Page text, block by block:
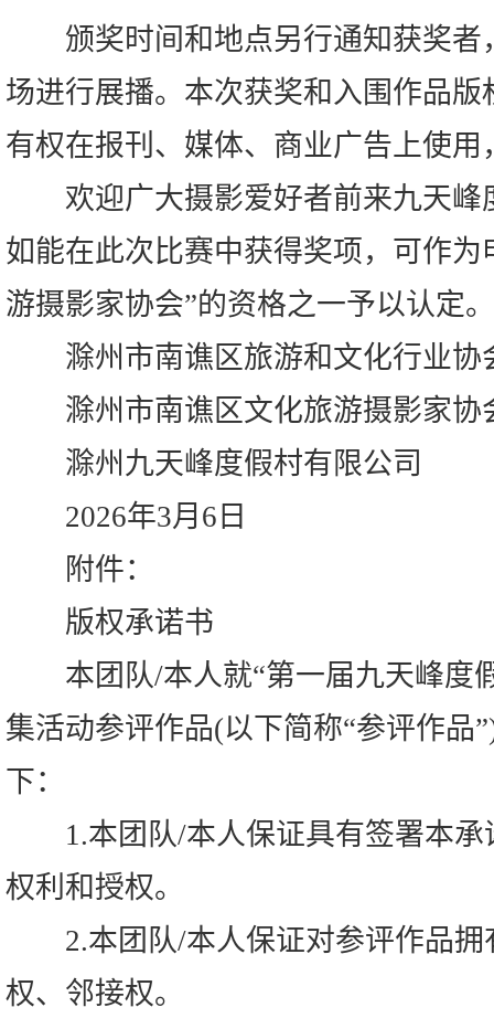
颁奖时间和地点另行通知获奖者
场进行展播。本次获奖和入围作品
有权在报刊、媒体、商业广告上使用
欢迎广大摄影爱好者前来九天峰
如能在此次比赛中获得奖项，可作为
游摄影家协会”的资格之一予以认定。
滁州市南谯区旅游和文化行业协
滁州市南谯区文化旅游摄影家协
滁州九天峰度假村有限公司
2026年3月6日
附件：
版权承诺书
本团队/本人就“第一届九天峰度
集活动参评作品(以下简称“参评作品
下：
1.本团队/本人保证具有签署本承
权利和授权。
2.本团队/本人保证对参评作品拥
权、邻接权。